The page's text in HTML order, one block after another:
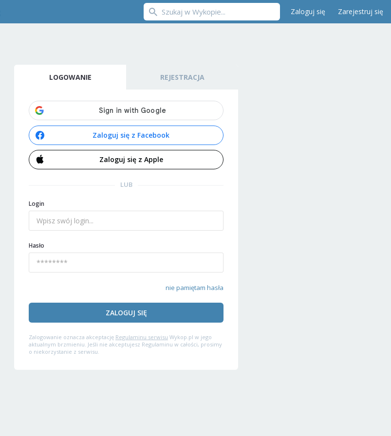
Zaloguj się Zarejestruj się
LOGOWANIE REJESTRACJA
Zaloguj się z Facebook
Zaloguj się z Apple
LUB
Login
Hasło
nie pamiętam hasła
ZALOGUJ SIĘ
Zalogowanie oznacza akceptację Regulaminu serwisu Wykop.pl w jego
aktualnym brzmieniu. Jeśli nie akceptujesz Regulaminu w całości, prosimy
o niekorzystanie z serwisu.